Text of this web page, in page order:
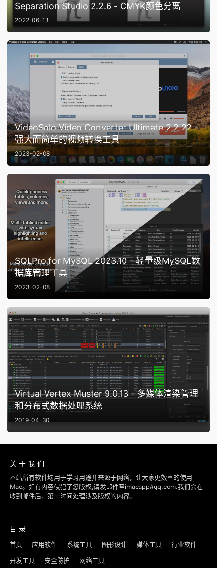
Separation Studio 2.2.6 - CMYK颜色分离
2022-06-13
VideoSolo Video Converter Ultimate 2.2.22 -
强大而简单的视频转换工具
2023-02-08
SQLPro for MySQL 2023.10 - 轻量级MySQL数
据库管理工具
2023-02-08
Virtual Vertex Muster 9.0.13 - 多媒体渲染管理
和分布式数据处理系统
2019-04-30
关于我们
本站所有软件均用于学习用途并来源于网络，让大家更效率的使用
Mac。如有内容侵犯了您版权,请发邮件至imacapp#qq.com.我们会在
收到邮件后，第一时间处理涉及版权的内容。
目录
首页 应用软件 系统工具 图形设计 媒体工具 行业软件
开发工具 安全防护 网络工具